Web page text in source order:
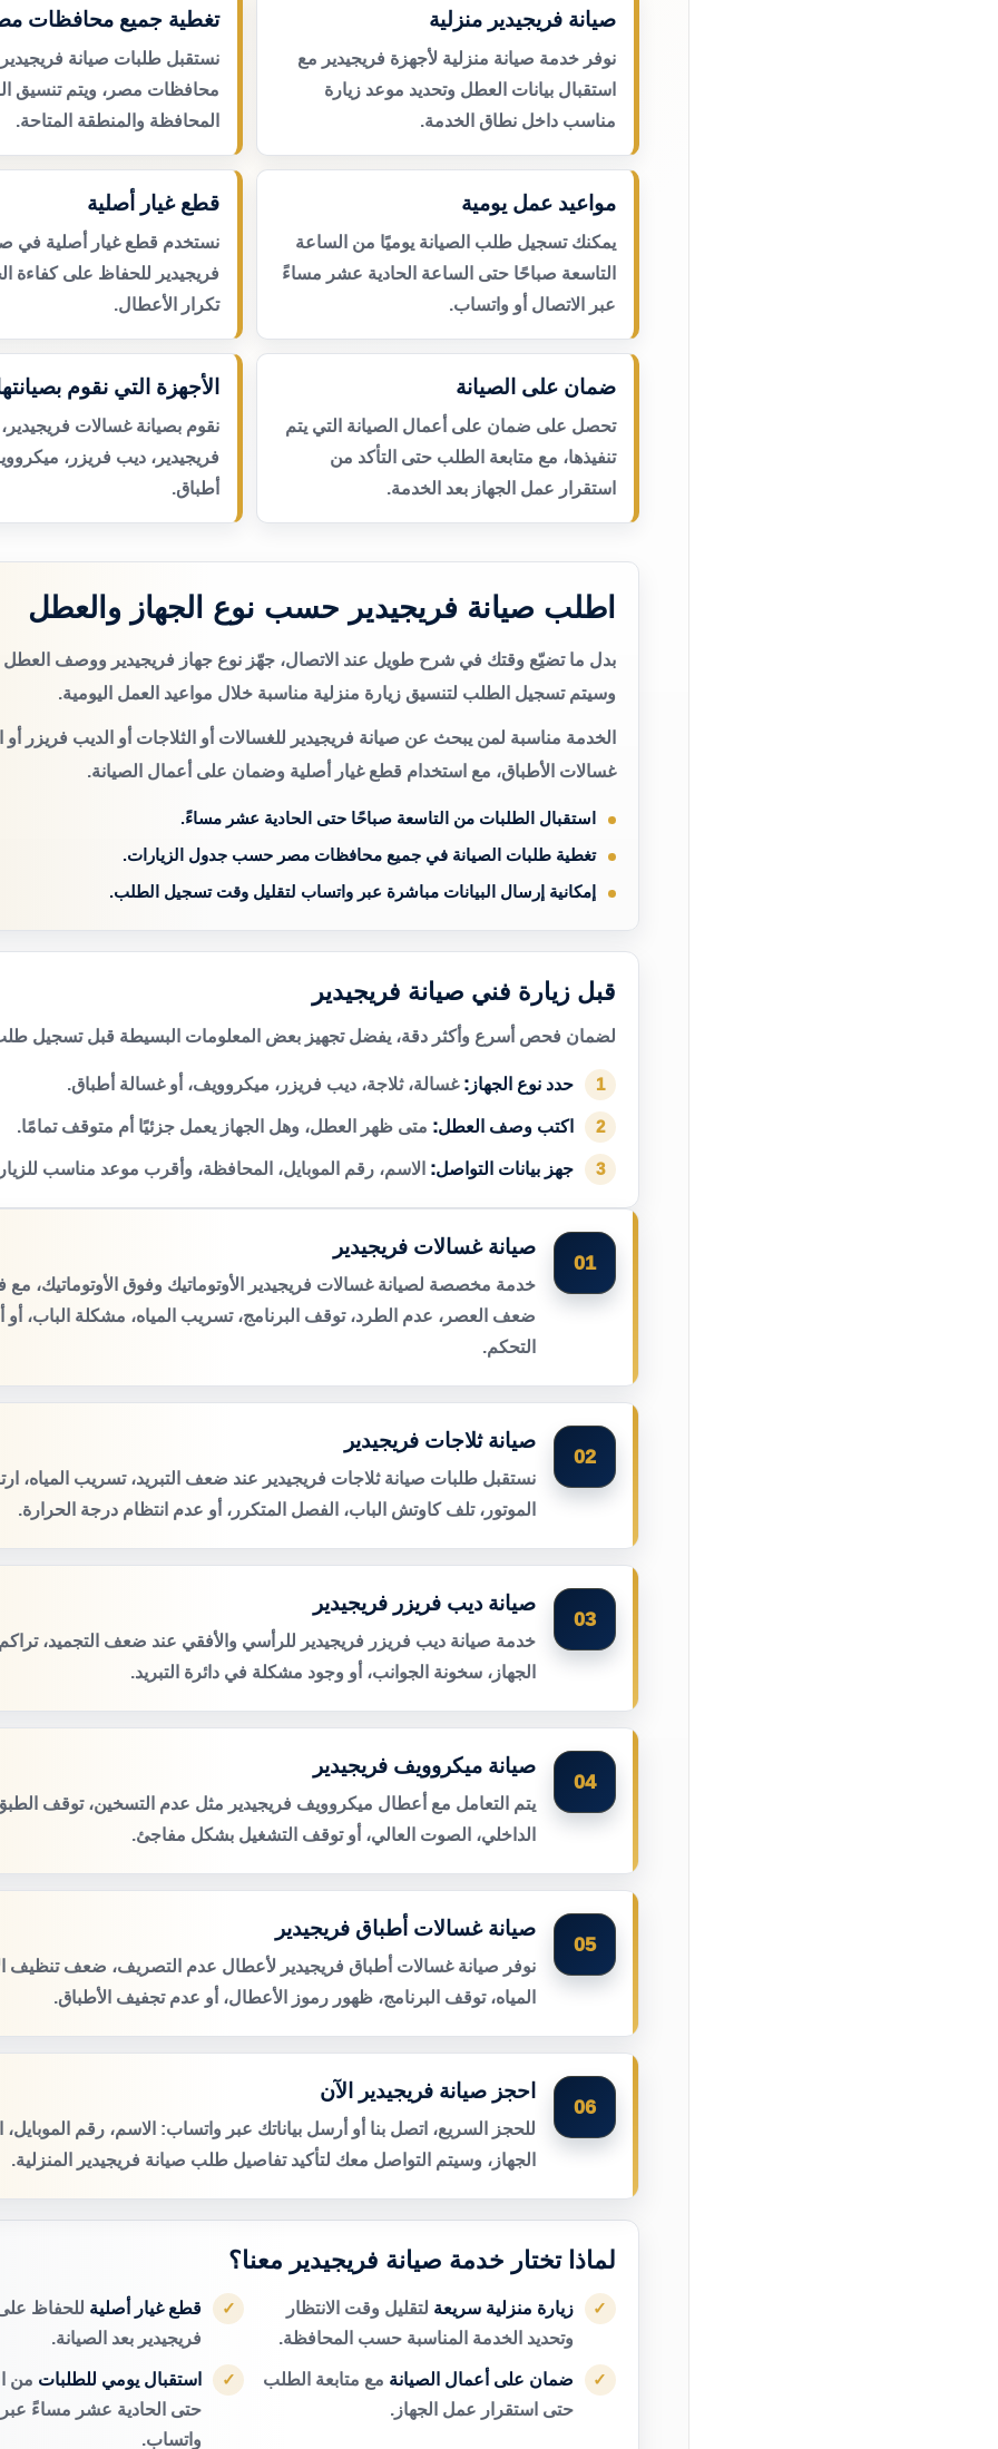
صيانة فريجيدير منزلية
نوفر خدمة صيانة منزلية لأجهزة فريجيدير مع
استقبال بيانات العطل وتحديد موعد زيارة
مناسب داخل نطاق الخدمة.
تغطية جميع محافظات
نستقبل طلبات صيانة
محافظات مصر، ويتم تنسيق
المحافظة والمنطقة المتاحة.
مواعيد عمل يومية
يمكنك تسجيل طلب الصيانة يوميًا من الساعة
التاسعة صباحًا حتى الساعة الحادية عشر مساءً
عبر الاتصال أو واتساب.
قطع غيار أصلية
نستخدم قطع غيار أصلية في
فريجيدير للحفاظ على كفاءة
تكرار الأعطال.
ضمان على الصيانة
تحصل على ضمان على أعمال الصيانة التي يتم
تنفيذها، مع متابعة الطلب حتى التأكد من
استقرار عمل الجهاز بعد الخدمة.
الأجهزة التي نقوم
نقوم بصيانة غسالات
فريجيدير، ديب فريزر،
أطباق.
اطلب صيانة فريجيدير حسب نوع الجهاز والعطل
بدل ما تضيّع وقتك في شرح طويل عند الاتصال، جهّز نوع جهاز فريجيدير ووصف العطل
وسيتم تسجيل الطلب لتنسيق زيارة منزلية مناسبة خلال مواعيد العمل اليومية.
الخدمة مناسبة لمن يبحث عن صيانة فريجيدير للغسالات أو الثلاجات أو الديب فريزر أو
غسالات الأطباق، مع استخدام قطع غيار أصلية وضمان على أعمال الصيانة.
استقبال الطلبات من التاسعة صباحًا حتى الحادية عشر مساءً.
تغطية طلبات الصيانة في جميع محافظات مصر حسب جدول الزيارات.
إمكانية إرسال البيانات مباشرة عبر واتساب لتقليل وقت تسجيل الطلب.
قبل زيارة فني صيانة فريجيدير
لضمان فحص أسرع وأكثر دقة، يفضل تجهيز بعض المعلومات البسيطة قبل تسجيل
1 حدد نوع الجهاز: غسالة، ثلاجة، ديب فريزر، ميكروويف، أو غسالة أطباق.
2 اكتب وصف العطل: متى ظهر العطل، وهل الجهاز يعمل جزئيًا أم متوقف تمامًا.
3 جهز بيانات التواصل: الاسم، رقم الموبايل، المحافظة، وأقرب موعد مناسب
01
صيانة غسالات فريجيدير
خدمة مخصصة لصيانة غسالات فريجيدير الأوتوماتيك وفوق الأوتوماتيك،
ضعف العصر، عدم الطرد، توقف البرنامج، تسريب المياه، مشكلة الباب،
التحكم.
02
صيانة ثلاجات فريجيدير
نستقبل طلبات صيانة ثلاجات فريجيدير عند ضعف التبريد، تسريب المياه،
الموتور، تلف كاوتش الباب، الفصل المتكرر، أو عدم انتظام درجة الحرارة.
03
صيانة ديب فريزر فريجيدير
خدمة صيانة ديب فريزر فريجيدير للرأسي والأفقي عند ضعف التجميد،
الجهاز، سخونة الجوانب، أو وجود مشكلة في دائرة التبريد.
04
صيانة ميكروويف فريجيدير
يتم التعامل مع أعطال ميكروويف فريجيدير مثل عدم التسخين، توقف
الداخلي، الصوت العالي، أو توقف التشغيل بشكل مفاجئ.
05
صيانة غسالات أطباق فريجيدير
نوفر صيانة غسالات أطباق فريجيدير لأعطال عدم التصريف، ضعف تنظيف
المياه، توقف البرنامج، ظهور رموز الأعطال، أو عدم تجفيف الأطباق.
06
احجز صيانة فريجيدير الآن
للحجز السريع، اتصل بنا أو أرسل بياناتك عبر واتساب: الاسم، رقم
الجهاز، وسيتم التواصل معك لتأكيد تفاصيل طلب صيانة فريجيدير المنزلية.
لماذا تختار خدمة صيانة فريجيدير معنا؟
✓ زيارة منزلية سريعة لتقليل وقت الانتظار
وتحديد الخدمة المناسبة حسب المحافظة.
✓ قطع غيار أصلية للحفاظ
فريجيدير بعد الصيانة.
✓ ضمان على أعمال الصيانة مع متابعة الطلب
حتى استقرار عمل الجهاز.
✓ استقبال يومي للطلبات من
حتى الحادية عشر مساءً عبر
واتساب.